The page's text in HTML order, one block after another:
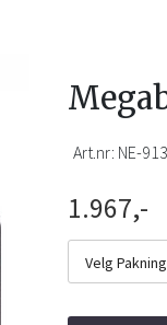
Art.nr: NE-
1.967,-
Velg